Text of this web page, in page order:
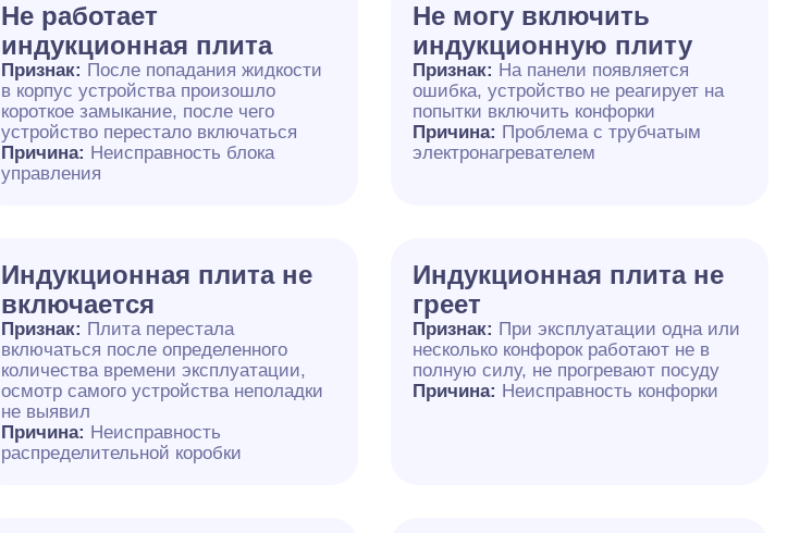
Не работает
индукционная плита
Признак: После попадания жидкости
в корпус устройства произошло
короткое замыкание, после чего
устройство перестало включаться
Причина: Неисправность блока
управления
Не могу включить
индукционную плиту
Признак: На панели появляется
ошибка, устройство не реагирует на
попытки включить конфорки
Причина: Проблема с трубчатым
электронагревателем
Индукционная плита не
включается
Признак: Плита перестала
включаться после определенного
количества времени эксплуатации,
осмотр самого устройства неполадки
не выявил
Причина: Неисправность
распределительной коробки
Индукционная плита не
греет
Признак: При эксплуатации одна или
несколько конфорок работают не в
полную силу, не прогревают посуду
Причина: Неисправность конфорки